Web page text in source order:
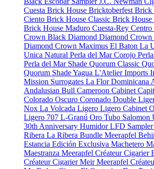
Cuesta Brick House Bricktoberfest Brick
Ciento Brick House Classic Brick House
Brick House Maduro Cuesta-Rey
Crown Black Diamond Diamond Crown
Diamond Crown Maximus El Baton La
Unica Natural Perla del Mar Corojo
Perla del Mar Shade Quorum Classic
Quorum ShadeYagua L'Atelier Imports
Mission Surrogates La Flor Dominicana
Andalusian Bull Cameroon Cabinet
Colorado Oscuro Coronado Double
Nox La Volcada Ligero Ligero Cabinet
Ligero 707 L-Granú Oro Tubo Salomon
30th Anniversary HumidorLFD
Ribera La Ribera Bundle Meerapfel
Estancia Edición Exclusiva Machetero
Maestranza Meerapfel Créateur Cigarier
Créateur Cigarier MeirMeerapfel